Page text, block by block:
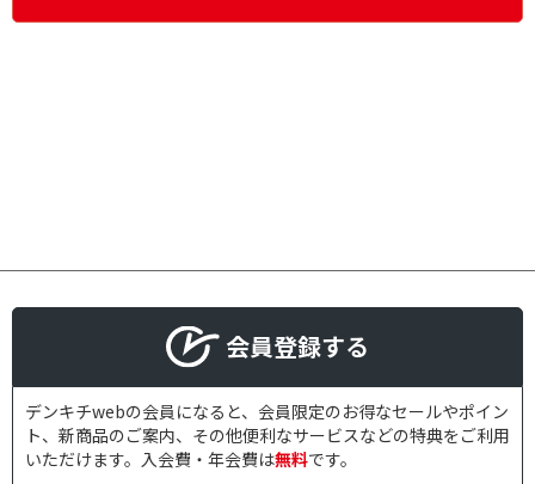
会員登録する
デンキチwebの会員になると、会員限定のお得なセールやポイン
ト、新商品のご案内、その他便利なサービスなどの特典をご利用
いただけます。入会費・年会費は無料です。